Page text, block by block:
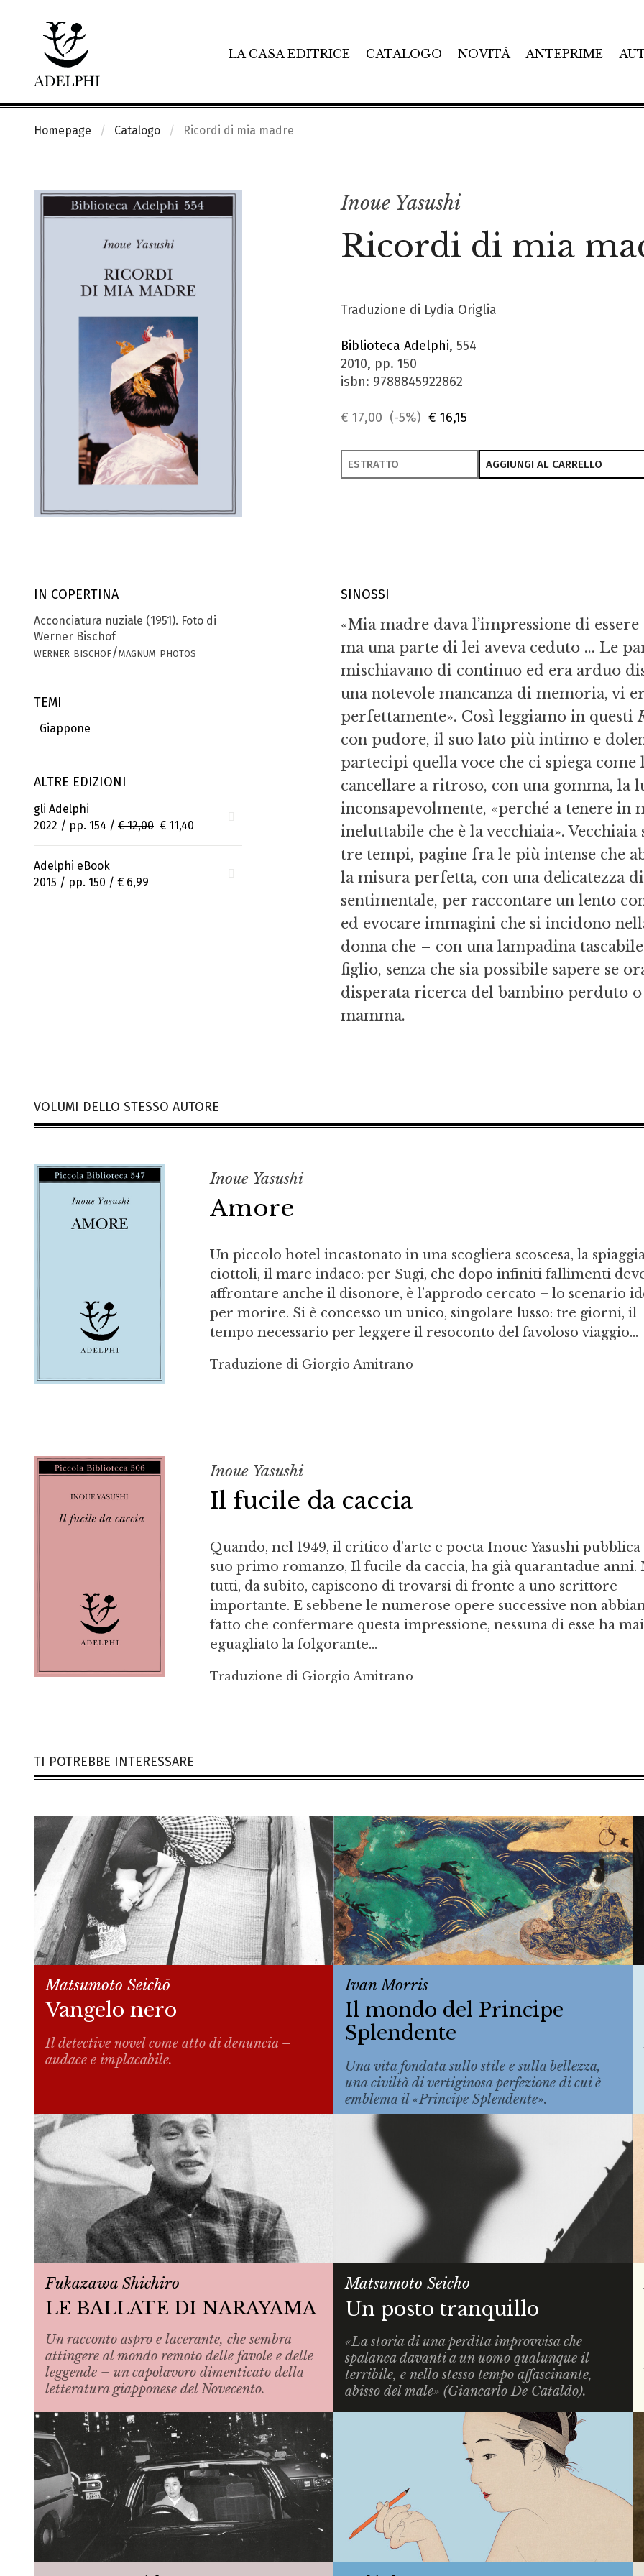
LA CASA EDITRICE CATALOGO NOVITÀ ANTEPRIME
Homepage Catalogo Ricordi di mia madre
Inoue Yasushi
Ricordi di mia
Traduzione di Lydia Origlia
Biblioteca Adelphi, 554
2010, pp. 150
isbn: 9788845922862
€ 17,00 (-5%) € 16,15
ESTRATTO AGGIUNGI AL CARRELLO
IN COPERTINA
Acconciatura nuziale (1951). Foto di
Werner Bischof
werner bischof/magnum photos
TEMI
Giappone
ALTRE EDIZIONI
gli Adelphi
2022 / pp. 154 / € 12,00 € 11,40
Adelphi eBook
2015 / pp. 150 / € 6,99
SINOSSI
«Mia madre dava l’impressione di
ma una parte di lei aveva ceduto ... Le
mischiavano di continuo ed era arduo
una notevole mancanza di memoria, vi
perfettamente». Così leggiamo in questi
con pudore, il suo lato più intimo e
partecipi quella voce che ci spiega come
cancellare a ritroso, con una gomma, la
inconsapevolmente, «perché a tenere in
ineluttabile che è la vecchiaia».
tre tempi, pagine fra le più intense che
la misura perfetta, con una delicatezza
sentimentale, per raccontare un lento
ed evocare immagini che si incidono
donna che – con una lampadina
figlio, senza che sia possibile sapere se
disperata ricerca del bambino perduto
mamma.
VOLUMI DELLO STESSO AUTORE
Inoue Yasushi
Amore
Un piccolo hotel incastonato in una scogliera scoscesa, la
ciottoli, il mare indaco: per Sugi, che dopo infiniti fallimenti
affrontare anche il disonore, è l’approdo cercato – lo scenario
per morire. Si è concesso un unico, singolare lusso: tre giorni, il
tempo necessario per leggere il resoconto del favoloso viaggio...
Traduzione di Giorgio Amitrano
Inoue Yasushi
Il fucile da caccia
Quando, nel 1949, il critico d’arte e poeta Inoue Yasushi
suo primo romanzo, Il fucile da caccia, ha già quarantadue anni.
tutti, da subito, capiscono di trovarsi di fronte a uno scrittore
importante. E sebbene le numerose opere successive non
fatto che confermare questa impressione, nessuna di esse ha mai
eguagliato la folgorante...
Traduzione di Giorgio Amitrano
TI POTREBBE INTERESSARE
Matsumoto Seichō
Vangelo nero
Il detective novel come atto di denuncia –
audace e implacabile.
Ivan Morris
Il mondo del Principe
Splendente
Una vita fondata sullo stile e sulla bellezza,
una civiltà di vertiginosa perfezione di cui è
emblema il «Principe Splendente».
Fukazawa Shichirō
LE BALLATE DI NARAYAMA
Un racconto aspro e lacerante, che sembra
attingere al mondo remoto delle favole e delle
leggende – un capolavoro dimenticato della
letteratura giapponese del Novecento.
Matsumoto Seichō
Un posto tranquillo
«La storia di una perdita improvvisa che
spalanca davanti a un uomo qualunque il
terribile, e nello stesso tempo affascinante,
abisso del male» (Giancarlo De Cataldo).